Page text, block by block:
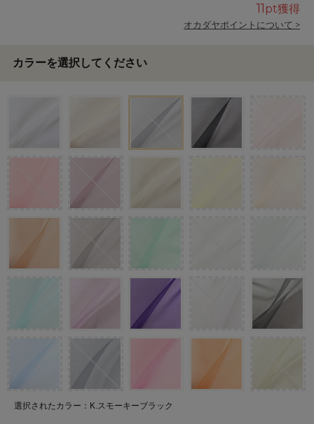
11pt獲得
オカダヤポイントについて >
カラーを選択してください
選択されたカラー：K.スモーキーブラック